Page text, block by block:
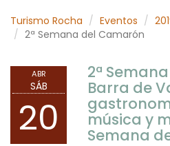
Turismo Rocha Eventos
2ª Semana del Camarón
ABR
SÁB
20
2ª
Barra de
música y
Semana